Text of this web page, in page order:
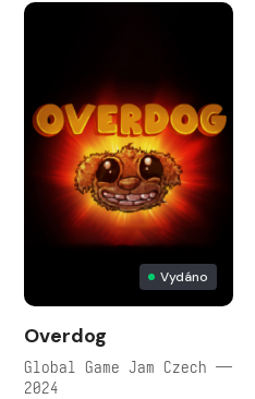
Vydáno
Overdog
Global Game Jam Czech —
2024